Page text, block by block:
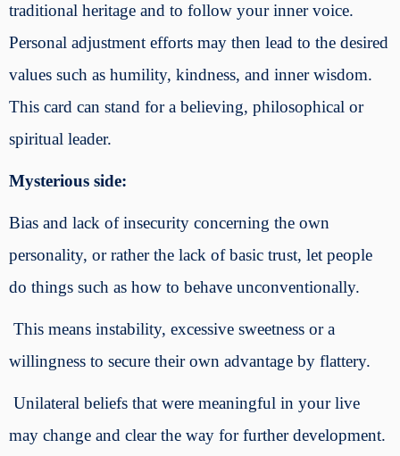
traditional heritage and to follow your inner voice.
Personal adjustment efforts may then lead to the desired
values ​​such as humility, kindness, and inner wisdom.
This card can stand for a believing, philosophical or
spiritual leader.
Mysterious side:
Bias and lack of insecurity concerning the own
personality, or rather the lack of basic trust, let people
do things such as how to behave unconventionally.
This means instability, excessive sweetness or a
willingness to secure their own advantage by flattery.
Unilateral beliefs that were meaningful in your live
may change and clear the way for further development.